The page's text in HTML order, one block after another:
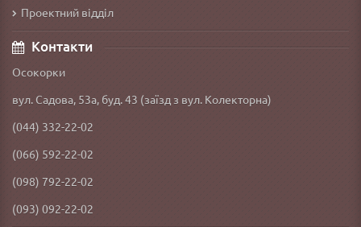
Проектний відділ
Контакти
Осокорки
вул. Садова, 53а, буд. 43 (заїзд з вул. Колекторна)
(044) 332-22-02
(066) 592-22-02
(098) 792-22-02
(093) 092-22-02